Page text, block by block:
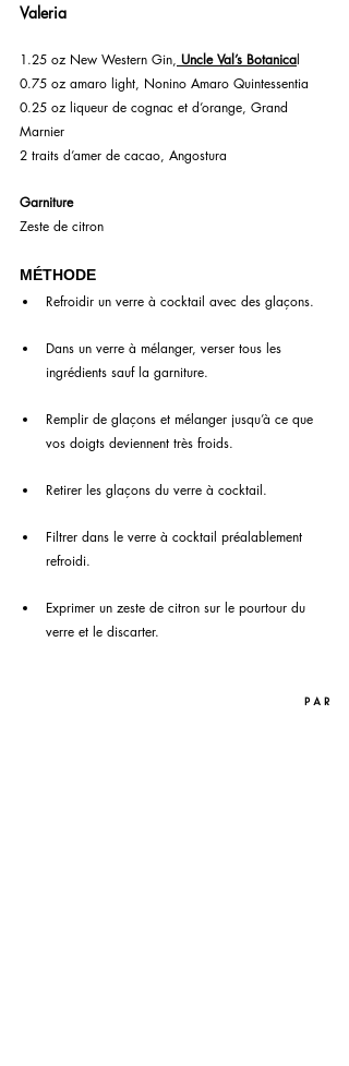
Valeria
1.25 oz New Western Gin, Uncle Val’s Botanical
0.75 oz amaro light, Nonino Amaro Quintessentia
0.25 oz liqueur de cognac et d’orange, Grand
Marnier
2 traits d’amer de cacao, Angostura
Garniture
Zeste de citron
MÉTHODE
Refroidir un verre à cocktail avec des glaçons.
Dans un verre à mélanger, verser tous les
ingrédients sauf la garniture.
Remplir de glaçons et mélanger jusqu’à ce que
vos doigts deviennent très froids.
Retirer les glaçons du verre à cocktail.
Filtrer dans le verre à cocktail préalablement
refroidi.
Exprimer un zeste de citron sur le pourtour du
verre et le discarter.
P A R